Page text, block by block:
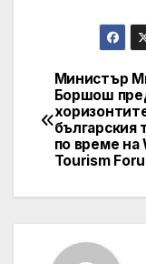
Post
Министър
Боршош
българския
по време на
Tourism